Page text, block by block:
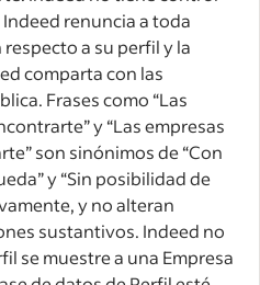
renuncia a toda
a su perfil y la
comparta con las
Frases como “Las
y “Las empresas
son sinónimos de “Con
y “Sin posibilidad de
y no alteran
sustantivos. Indeed no
se muestre a una Empresa